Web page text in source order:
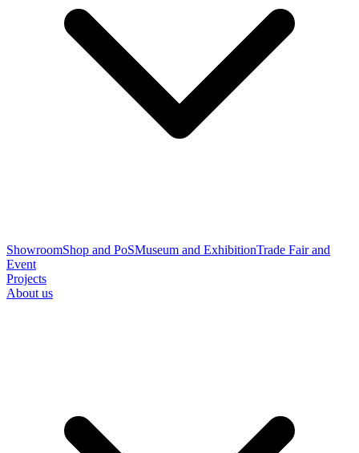
ShowroomShop and PoSMuseum and ExhibitionTrade Fair and
Event
Projects
About us